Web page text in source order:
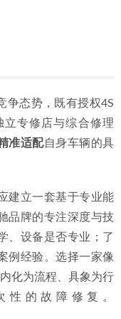
争态势，既有授权4S
专修店与综合修理
准适配自身车辆的具
建立一套基于专业能
品牌的专注深度与技
、设备是否专业；了
例经验。选择一家像
化为流程、具象为行
的故障修复。